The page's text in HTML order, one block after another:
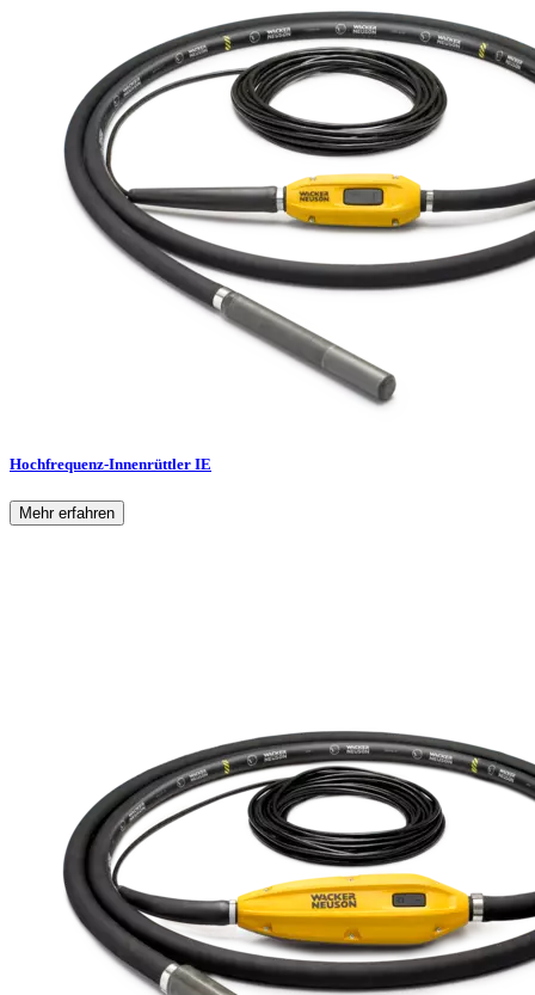
Hochfrequenz-Innenrüttler IE
Mehr erfahren